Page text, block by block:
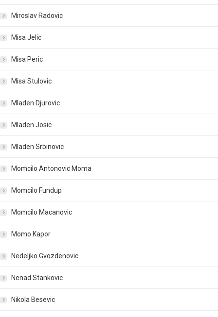
Miroslav Radovic
Misa Jelic
Misa Peric
Misa Stulovic
Mladen Djurovic
Mladen Josic
Mladen Srbinovic
Momcilo Antonovic Moma
Momcilo Fundup
Momcilo Macanovic
Momo Kapor
Nedeljko Gvozdenovic
Nenad Stankovic
Nikola Besevic